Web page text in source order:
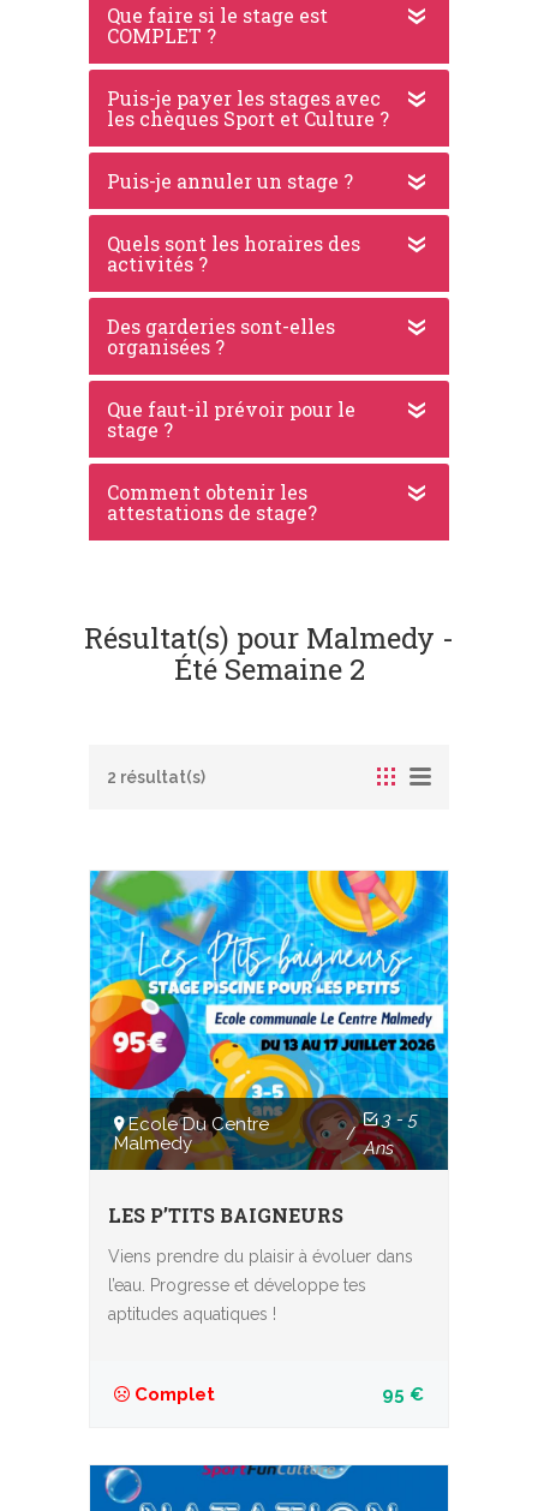
Que faire si le stage est
COMPLET ?
Puis-je payer les stages avec
les chèques Sport et Culture ?
Puis-je annuler un stage ?
Quels sont les horaires des
activités ?
Des garderies sont-elles
organisées ?
Que faut-il prévoir pour le
stage ?
Comment obtenir les
attestations de stage?
Résultat(s) pour Malmedy -
Été Semaine 2
2 résultat(s)
Ecole Du Centre
Malmedy
/
3 - 5
Ans
LES P’TITS BAIGNEURS
Viens prendre du plaisir à évoluer dans
l’eau. Progresse et développe tes
aptitudes aquatiques !
Complet 95 €